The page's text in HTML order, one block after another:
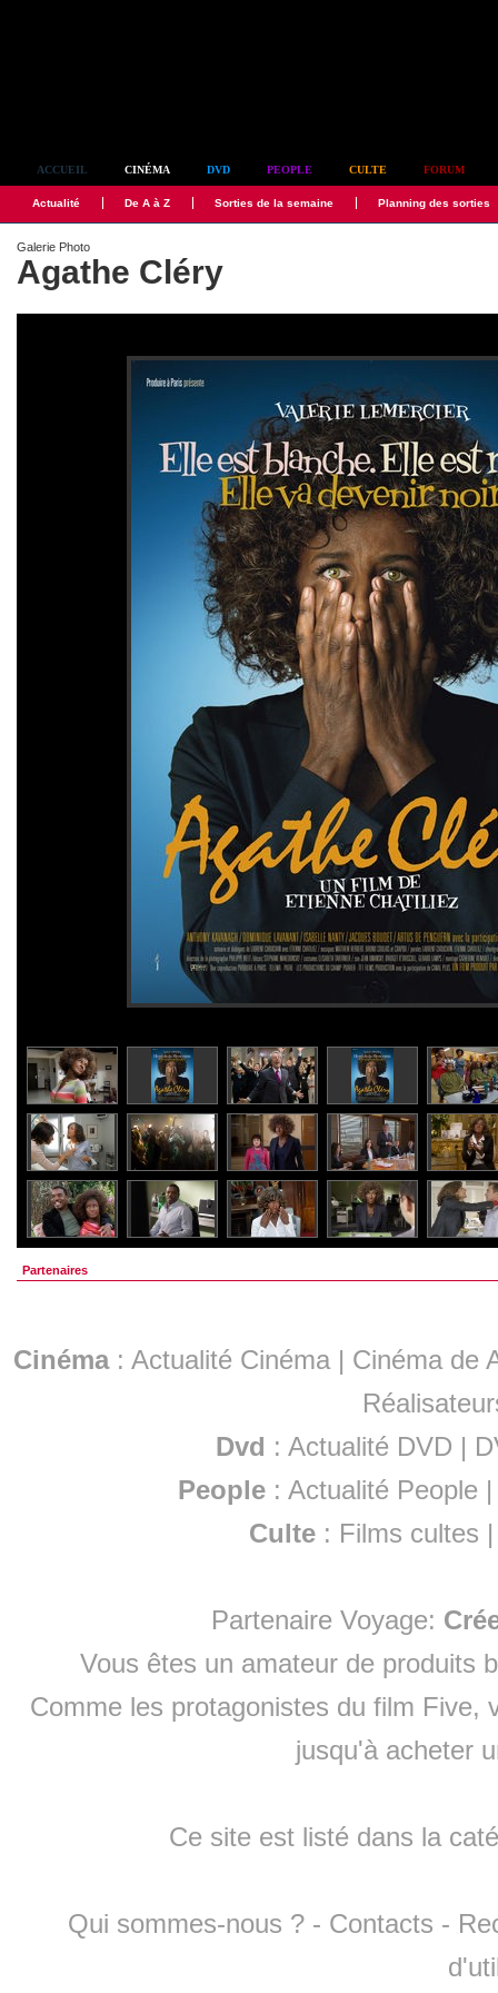
ACCUEIL CINÉMA DVD PEOPLE CULTE FORUM
Actualité De A à Z Sorties de la semaine Planning des sorties
Galerie Photo
Agathe Cléry
Partenaires
Cinéma: Actualité Cinéma | Cinéma de
Dvd : Actualité DVD |
People :Actualité People
Culte : Films cultes
Partenaire Voyage:
Vous êtes un amateur de produits
Comme les protagonistes du film Five,
jusqu'à acheter
Ce site est listé dans la
Qui sommes-nous ? - Contacts -